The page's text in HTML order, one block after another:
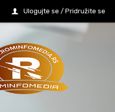
Ulogujte se / Pridružite se